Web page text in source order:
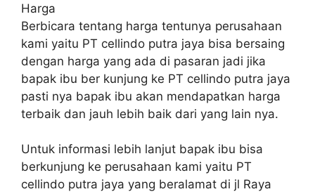
Harga
Berbicara tentang harga tentunya perusahaan
kami yaitu PT cellindo putra jaya bisa bersaing
dengan harga yang ada di pasaran jadi jika
bapak ibu ber kunjung ke PT cellindo putra jaya
pasti nya bapak ibu akan mendapatkan harga
terbaik dan jauh lebih baik dari yang lain nya.
Untuk informasi lebih lanjut bapak ibu bisa
berkunjung ke perusahaan kami yaitu PT
cellindo putra jaya yang beralamat di jl Raya